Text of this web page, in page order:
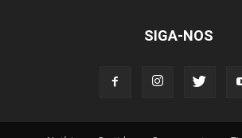
SIGA-NOS